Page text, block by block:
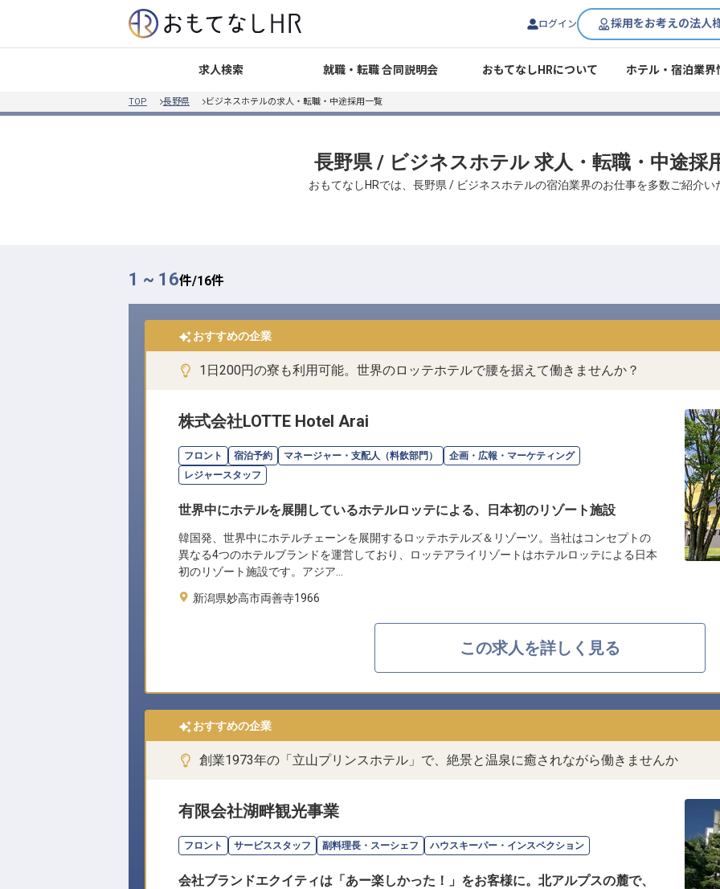
ログイン 採用をお考えの法人
求人検索 就職・転職 合同説明会 おもてなしHRについて ホテル・宿泊業界
TOP 長野県 ビジネスホテルの求人・転職・中途採用一覧
長野県 / ビジネスホテル 求人・転職・中途採
おもてなしHRでは、長野県 / ビジネスホテルの宿泊業界のお仕事を多数ご紹介い
1 ~ 16件/16件
おすすめの企業
1日200円の寮も利用可能。世界のロッテホテルで腰を据えて働きませんか？
株式会社LOTTE Hotel Arai
フロント 宿泊予約 マネージャー・支配人（料飲部門）
企画・広報・マーケティング
レジャースタッフ
世界中にホテルを展開しているホテルロッテによる、日本初のリゾート施設
韓国発、世界中にホテルチェーンを展開するロッテホテルズ＆リゾーツ。当社はコンセプトの
異なる4つのホテルブランドを運営しており、ロッテアライリゾートはホテルロッテによる日本
初のリゾート施設です。アジア…
新潟県妙高市両善寺1966
この求人を詳しく見る
おすすめの企業
創業1973年の「立山プリンスホテル」で、絶景と温泉に癒されながら働きませんか
有限会社湖畔観光事業
フロント サービススタッフ 副料理長・スーシェフ ハウスキーパー・インスペクション
会社ブランドエクイティは「あー楽しかった！」をお客様に。北アルプスの麓で、